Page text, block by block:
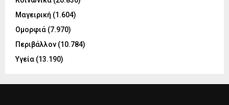
Μαγειρική (1.604)
Ομορφιά (7.970)
Περιβάλλον (10.784)
Υγεία (13.190)